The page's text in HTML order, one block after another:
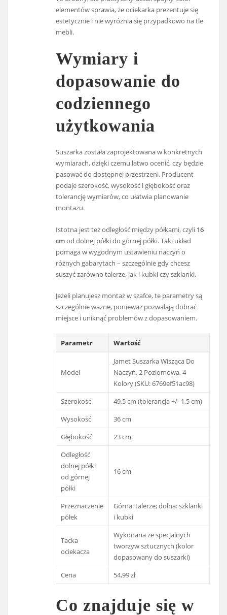
elementów sprawia, że ociekarka prezentuje się
estetycznie i nie wyróżnia się przypadkowo na tle
mebli.
Wymiary i
dopasowanie do
codziennego
użytkowania
Suszarka została zaprojektowana w konkretnych
wymiarach, dzięki czemu łatwo ocenić, czy będzie
pasować do dostępnej przestrzeni. Producent
podaje szerokość, wysokość i głębokość oraz
tolerancję wymiarów, co ułatwia planowanie
montażu.
Istotna jest też odległość między półkami, czyli 16
cmod dolnej półki do górnej półki. Taki układ
pomaga w wygodnym ustawieniu naczyń o
różnych gabarytach – szczególnie gdy chcesz
suszyć zarówno talerze, jak i kubki czy szklanki.
Jeżeli planujesz montaż w szafce, te parametry są
szczególnie ważne, ponieważ pozwalają dobrać
miejsce i uniknąć problemów z dopasowaniem.
Parametr Wartość
Model
Jamet Suszarka Wisząca Do
Naczyń, 2 Poziomowa, 4
Kolory (SKU: 6769ef51ac98)
Szerokość
49,5 cm (tolerancja +/- 1,5 cm)
Wysokość
36 cm
Głębokość
23 cm
Odległość
dolnej półki
od górnej
półki
16 cm
Przeznaczenie
półek
Górna: talerze; dolna: szklanki
i kubki
Tacka
ociekacza
Wykonana ze specjalnych
tworzyw sztucznych (kolor
dopasowany do suszarki)
Cena
54,99 zł
Co znajduje się w